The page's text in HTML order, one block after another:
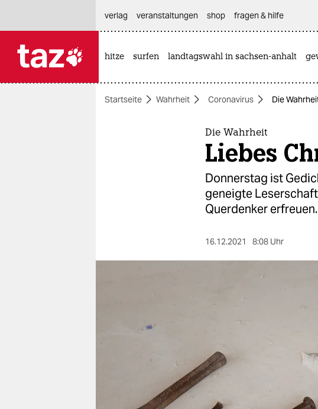
themen
veranstaltungen
verlag
veranstaltungen shop fragen & hilfe
hitze surfen landtagswahl in sachsen-anhalt
Startseite Wahrheit Coronavirus Die
Die Wahrheit
Liebes
Donnerstag ist
geneigte
Querdenker erfreuen.
16.12.2021 8:08 Uhr